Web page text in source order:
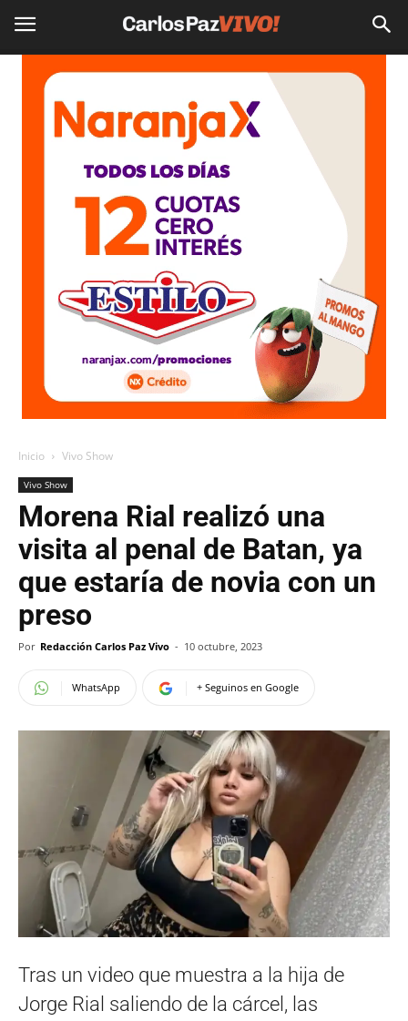
Inicio Vivo Show
Vivo Show
Morena Rial realizó una
visita al penal de Batan, ya
que estaría de novia con un
preso
Por Redacción Carlos Paz Vivo - 10 octubre, 2023
WhatsApp + Seguinos en Google
Tras un video que muestra a la hija de
Jorge Rial saliendo de la cárcel, las